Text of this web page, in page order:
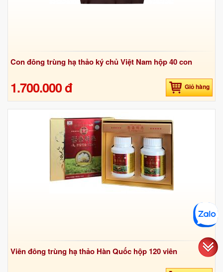
Con đông trùng hạ thảo ký chủ Việt Nam hộp 40 con
1.700.000 đ Giỏ hàng
Viên đông trùng hạ thảo Hàn Quốc hộp 120 viên